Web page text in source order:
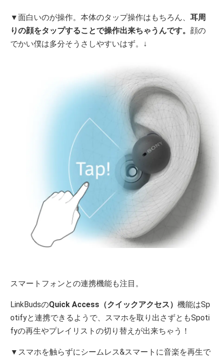
▼面白いのが操作。本体のタップ操作はもちろん、耳周
りの顔をタップすることで操作出来ちゃうんです。 顔の
でかい僕は多分そうさしやすいはず。↓
スマートフォンとの連携機能も注目。
LinkBudsのQuick Access（クイックアクセス）機能はSp
otifyと連携できるようで、スマホを取り出さずともSpoti
fyの再生やプレイリストの切り替えが出来ちゃう！
▼スマホを触らずにシームレス&スマートに音楽を再生で